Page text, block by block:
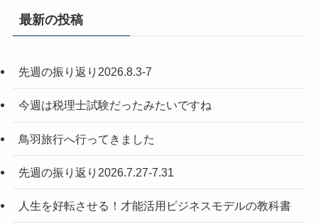
最新の投稿
先週の振り返り2026.8.3-7
今週は税理士試験だったみたいですね
鳥羽旅行へ行ってきました
先週の振り返り2026.7.27-7.31
人生を好転させる！才能活用ビジネスモデルの教科書